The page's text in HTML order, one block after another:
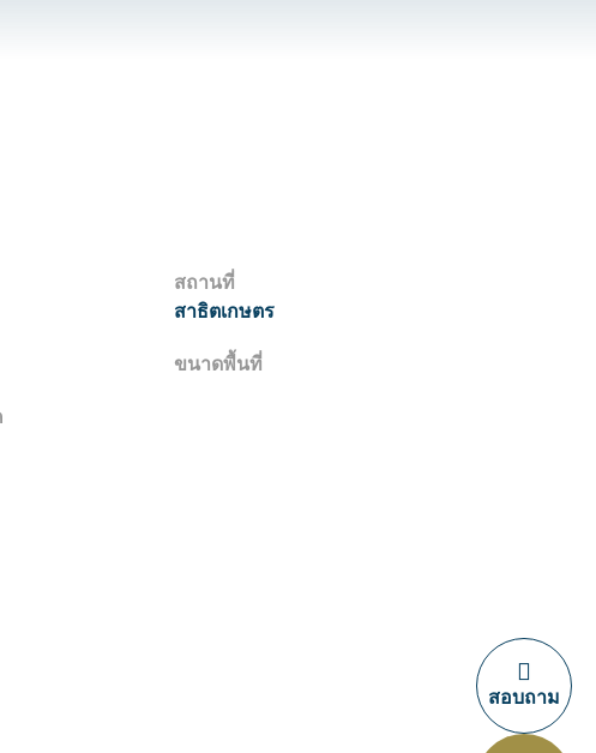
สอบถาม
สถานที่
สาธิตเกษตร
ขนาดพื้นที่